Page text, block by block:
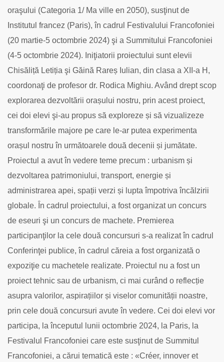
oraşului (Categoria 1/ Ma ville en 2050), susţinut de
Institutul francez (Paris), în cadrul Festivalului Francofoniei
(20 martie-5 octombrie 2024) şi a Summitului Francofoniei
(4-5 octombrie 2024). Iniţiatorii proiectului sunt elevii
Chisăliță Letiția şi Găină Rareș Iulian, din clasa a XII-a H,
coordonaţi de profesor dr. Rodica Mighiu. Având drept scop
explorarea dezvoltării orașului nostru, prin acest proiect,
cei doi elevi şi-au propus să exploreze și să vizualizeze
transformările majore pe care le-ar putea experimenta
orașul nostru în următoarele două decenii și jumătate.
Proiectul a avut în vedere teme precum : urbanism și
dezvoltarea patrimoniului, transport, energie și
administrarea apei, spații verzi și lupta împotriva încălzirii
globale. Ȋn cadrul proiectului, a fost organizat un concurs
de eseuri şi un concurs de machete. Premierea
participanţilor la cele două concursuri s-a realizat în cadrul
Conferinţei publice, în cadrul căreia a fost organizată o
expoziţie cu machetele realizate. Proiectul nu a fost un
proiect tehnic sau de urbanism, ci mai curând o reflecție
asupra valorilor, aspirațiilor și viselor comunității noastre,
prin cele două concursuri avute în vedere. Cei doi elevi vor
participa, la începutul lunii octombrie 2024, la Paris, la
Festivalul Francofoniei care este susţinut de Summitul
Francofoniei, a cărui tematică este : «Créer, innover et